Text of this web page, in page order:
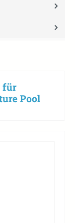
für
Pool